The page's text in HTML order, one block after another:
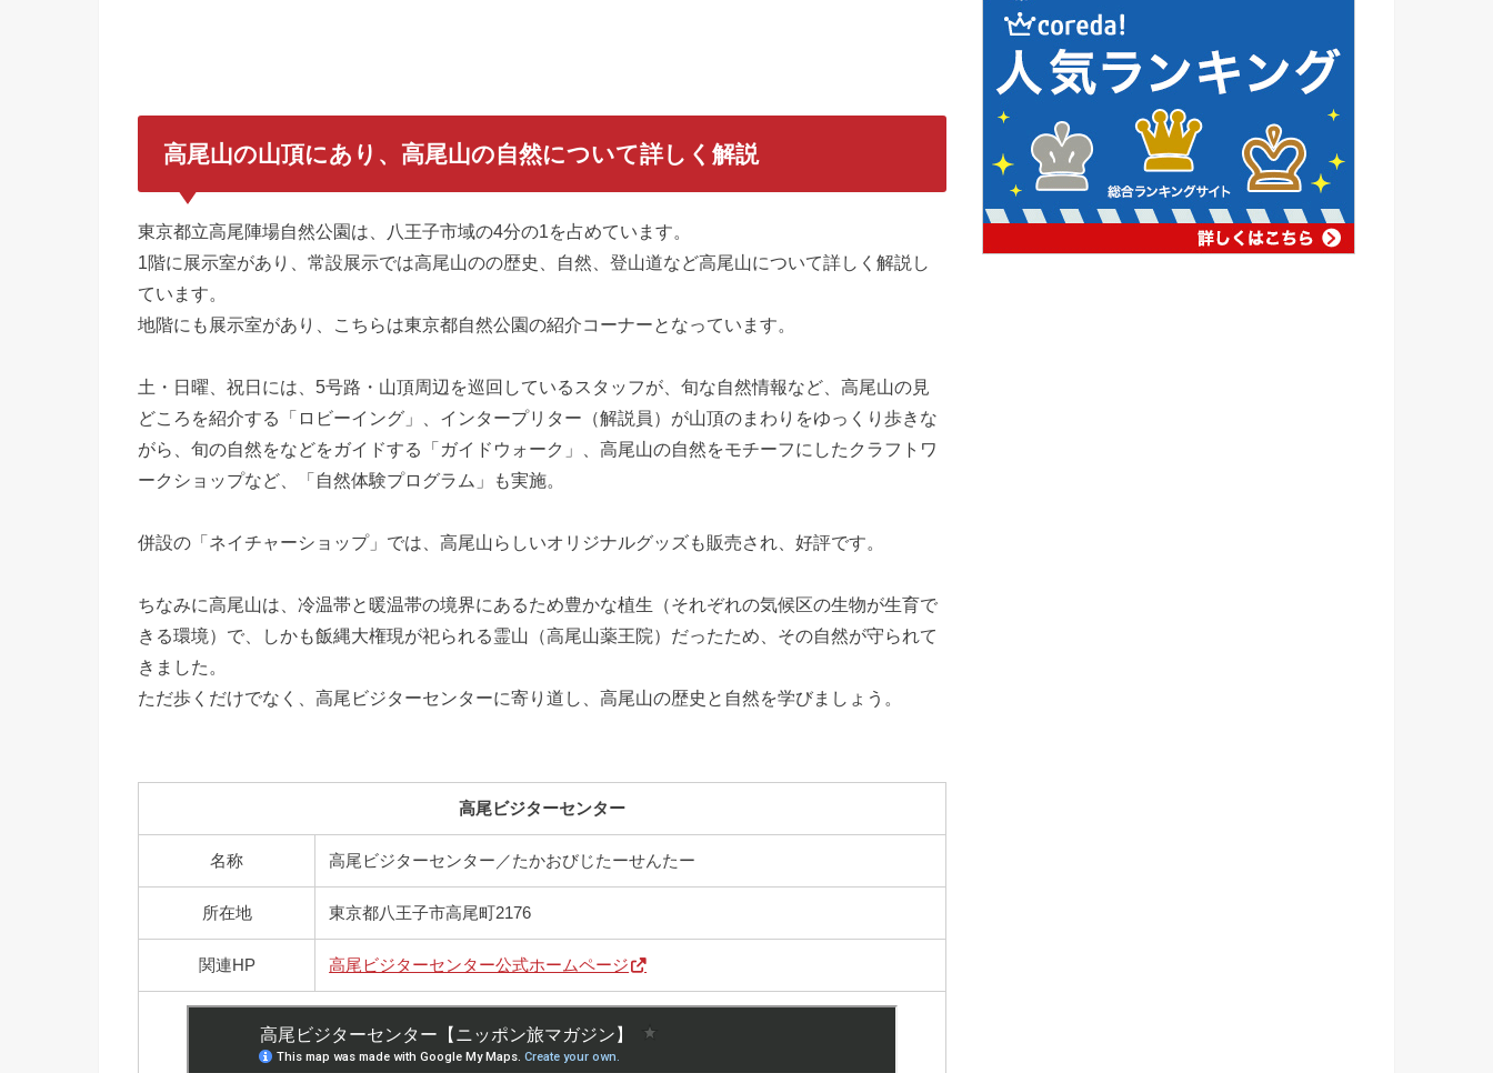
高尾山の山頂にあり、高尾山の自然について詳しく解説
東京都立高尾陣場自然公園は、八王子市域の4分の1を占めています。
1階に展示室があり、常設展示では高尾山のの歴史、自然、登山道など高尾山について詳しく解説し
ています。
地階にも展示室があり、こちらは東京都自然公園の紹介コーナーとなっています。
土・日曜、祝日には、5号路・山頂周辺を巡回しているスタッフが、旬な自然情報など、高尾山の見
どころを紹介する「ロビーイング」、インタープリター（解説員）が山頂のまわりをゆっくり歩きな
がら、旬の自然をなどをガイドする「ガイドウォーク」、高尾山の自然をモチーフにしたクラフトワ
ークショップなど、「自然体験プログラム」も実施。
併設の「ネイチャーショップ」では、高尾山らしいオリジナルグッズも販売され、好評です。
ちなみに高尾山は、冷温帯と暖温帯の境界にあるため豊かな植生（それぞれの気候区の生物が生育で
きる環境）で、しかも飯縄大権現が祀られる霊山（高尾山薬王院）だったため、その自然が守られて
きました。
ただ歩くだけでなく、高尾ビジターセンターに寄り道し、高尾山の歴史と自然を学びましょう。
高尾ビジターセンター
名称 高尾ビジターセンター／たかおびじたーせんたー
所在地 東京都八王子市高尾町2176
関連HP 高尾ビジターセンター公式ホームページ